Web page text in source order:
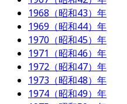
1968（昭和43）年
1969（昭和44）年
1970（昭和45）年
1971（昭和46）年
1972（昭和47）年
1973（昭和48）年
1974（昭和49）年